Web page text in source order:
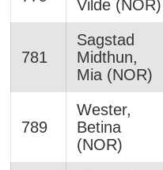
Vilde (NOR)
781
Sagstad
Midthun,
Mia (NOR)
789
Wester,
Betina
(NOR)